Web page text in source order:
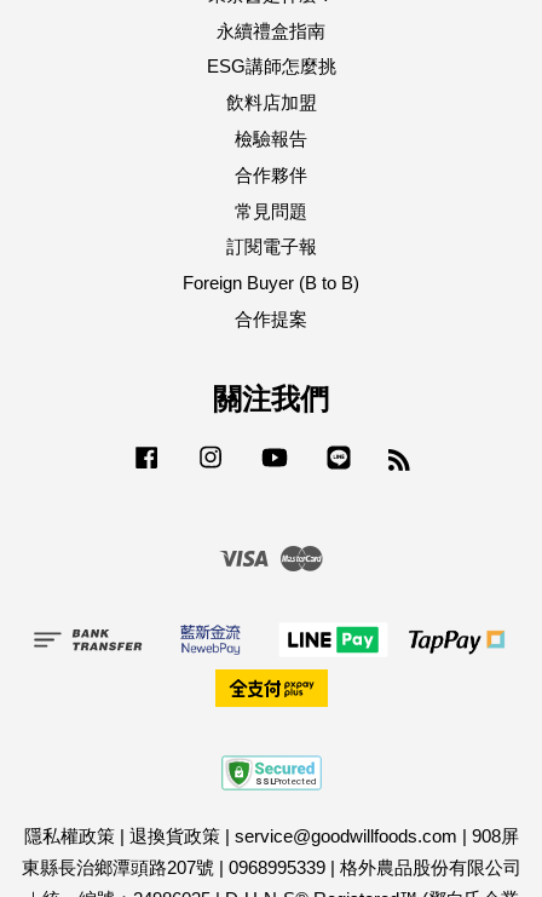
永續禮盒指南
ESG講師怎麼挑
飲料店加盟
檢驗報告
合作夥伴
常見問題
訂閱電子報
Foreign Buyer (B to B)
合作提案
關注我們
Facebook Instagram YouTube
Visa
隱私權政策| 退換貨政策| service@goodwillfoods.com | 908屏
東縣長治鄉潭頭路207號 | 0968995339| 格外農品股份有限公司